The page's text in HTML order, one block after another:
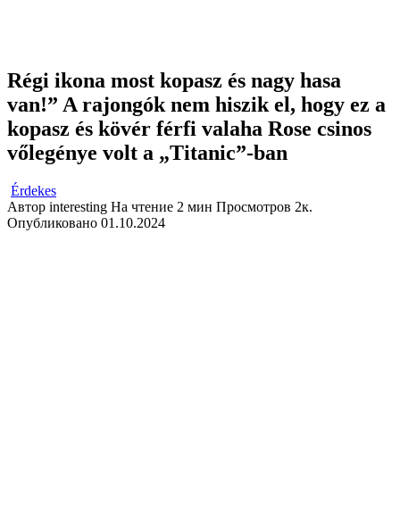
Régi ikona most kopasz és nagy hasa
van!” A rajongók nem hiszik el, hogy ez a
kopasz és kövér férfi valaha Rose csinos
vőlegénye volt a „Titanic”-ban
Érdekes
Автор interesting На чтение 2 мин Просмотров 2к.
Опубликовано 01.10.2024